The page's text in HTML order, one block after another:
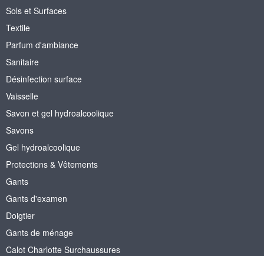
Sols et Surfaces
Textile
Parfum d'ambiance
Sanitaire
Désinfection surface
Vaisselle
Savon et gel hydroalcoolique
Savons
Gel hydroalcoolique
Protections & Vêtements
Gants
Gants d'examen
Doigtier
Gants de ménage
Calot Charlotte Surchaussures